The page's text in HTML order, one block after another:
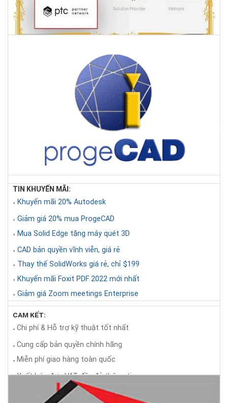
TIN KHUYẾN MÃI:
◗ Khuyến mãi 20% Autodesk
◗ Giảm giá 20% mua ProgeCAD
◗ Mua Solid Edge tặng máy quét 3D
◗ CAD bản quyền vĩnh viễn, giá rẻ
◗ Thay thế SolidWorks giá rẻ, chỉ $199
◗ Khuyến mãi Foxit PDF 2022 mới nhất
◗ Giảm giá Zoom meetings Enterprise
CAM KẾT:
◕ Chi phí & Hỗ trợ kỹ thuật tốt nhất
◕ Cung cấp bản quyền chính hãng
◕ Miễn phí giao hàng toàn quốc
Xuất hóa đơn VAT đầy đủ thông tin